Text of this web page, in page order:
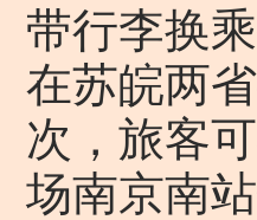
带行李换
在苏皖两
次，旅客
场南京南